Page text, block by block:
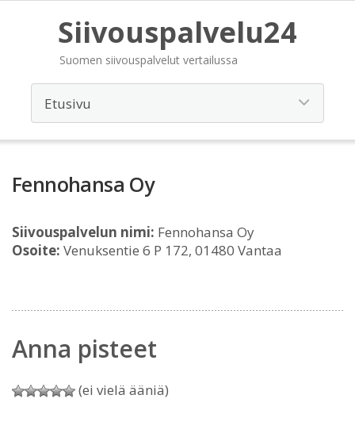
Siivouspalvelu24
Suomen siivouspalvelut vertailussa
Fennohansa Oy
Siivouspalvelun nimi: Fennohansa Oy
Osoite: Venuksentie 6 P 172, 01480 Vantaa
Anna pisteet
(ei vielä ääniä)